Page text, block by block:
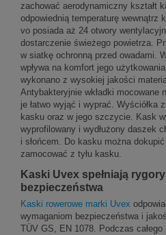
zachować aerodynamiczny kształt
odpowiednią temperaturę wewnątrz
vo posiada aż 24 otwory
dostarczenie świeżego powietrza.
w siatkę ochronną przed owadami.
wpływa na komfort jego
wykonano z wysokiej jakości
Antybakteryjnie wkładki mocowane
je łatwo wyjąć i wyprać. Wyściółka
kasku oraz w jego szczycie. Kask
wyprofilowany i wydłużony daszek
i słońcem. Do kasku można
zamocować z tyłu kasku.
Kaski Uvex spełniają
bezpieczeństwa
Kaski rowerowe marki Uvex
wymaganiom bezpieczeństwa i
TÜV GS, EN 1078. Podczas